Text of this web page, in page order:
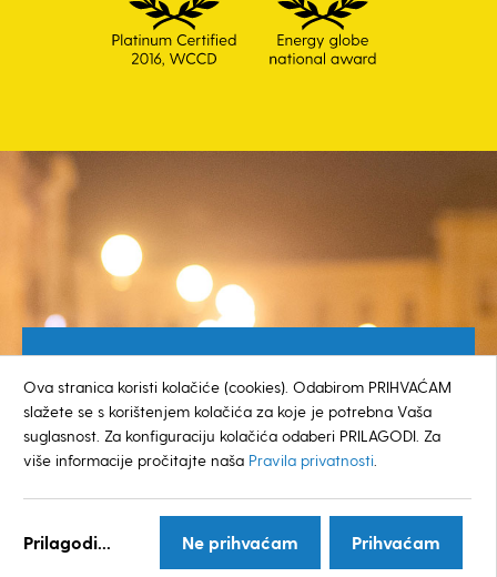
0800 385 048
© GRAD KOPRIVNICA
Ova stranica koristi kolačiće (cookies). Odabirom PRIHVAĆAM
slažete se s korištenjem kolačića za koje je potrebna Vaša
suglasnost. Za konfiguraciju kolačića odaberi PRILAGODI. Za
više informacije pročitajte naša Pravila privatnosti
Prilagodi... Ne prihvaćam Prihvaćam